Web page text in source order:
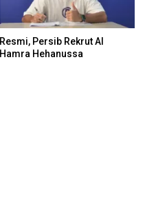
Resmi, Persib Rekrut Al
Hamra Hehanussa